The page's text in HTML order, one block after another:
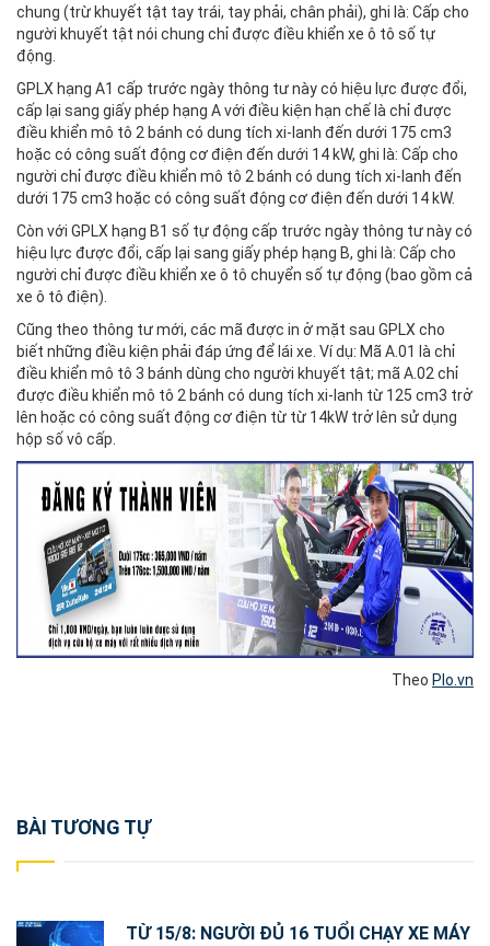
chung (trừ khuyết tật tay trái, tay phải, chân phải), ghi là: Cấp cho
người khuyết tật nói chung chỉ được điều khiển xe ô tô số tự
động.
GPLX hạng A1 cấp trước ngày thông tư này có hiệu lực được đổi,
cấp lại sang giấy phép hạng A với điều kiện hạn chế là chỉ được
điều khiển mô tô 2 bánh có dung tích xi-lanh đến dưới 175 cm3
hoặc có công suất động cơ điện đến dưới 14 kW, ghi là: Cấp cho
người chỉ được điều khiển mô tô 2 bánh có dung tích xi-lanh đến
dưới 175 cm3 hoặc có công suất động cơ điện đến dưới 14 kW.
Còn với GPLX hạng B1 số tự động cấp trước ngày thông tư này có
hiệu lực được đổi, cấp lại sang giấy phép hạng B, ghi là: Cấp cho
người chỉ được điều khiển xe ô tô chuyển số tự động (bao gồm cả
xe ô tô điện).
Cũng theo thông tư mới, các mã được in ở mặt sau GPLX cho
biết những điều kiện phải đáp ứng để lái xe. Ví dụ: Mã A.01 là chỉ
điều khiển mô tô 3 bánh dùng cho người khuyết tật; mã A.02 chỉ
được điều khiển mô tô 2 bánh có dung tích xi-lanh từ 125 cm3 trở
lên hoặc có công suất động cơ điện từ từ 14kW trở lên sử dụng
hộp số vô cấp.
Theo P lo.vn
Post
navigation
BÀI TƯƠNG TỰ
TỪ 15/8: NGƯỜI ĐỦ 16 TUỔI CHẠY XE MÁY